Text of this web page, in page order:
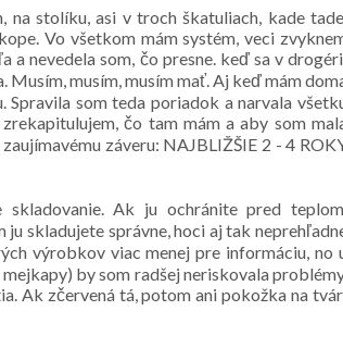
na stolíku, asi v troch škatuliach, kade
Vo všetkom mám systém, veci
a nevedela som, čo presne. keď sa v
musím, musím mať. Aj keď mám
som teda poriadok a narvala
čo tam mám a aby som
záveru: NAJBLIŽŠIE 2 - 4
skladovanie. Ak ju ochránite pred
skladujete správne, hoci aj tak
výrobkov viac menej pre informáciu, no
by som radšej neriskovala
Ak zčervená tá, potom ani pokožka na